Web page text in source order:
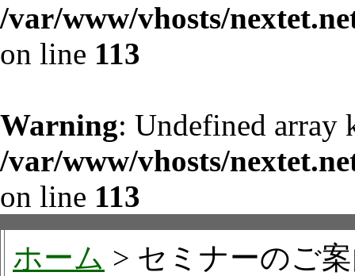
/var/www/vhosts/
on line 113
Warning: Undefined array
/var/www/vhosts/
on line 113
ホーム > セミナーのご